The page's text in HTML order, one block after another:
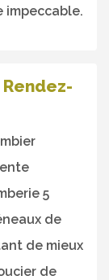
impeccable.
5
de
de mieux
de